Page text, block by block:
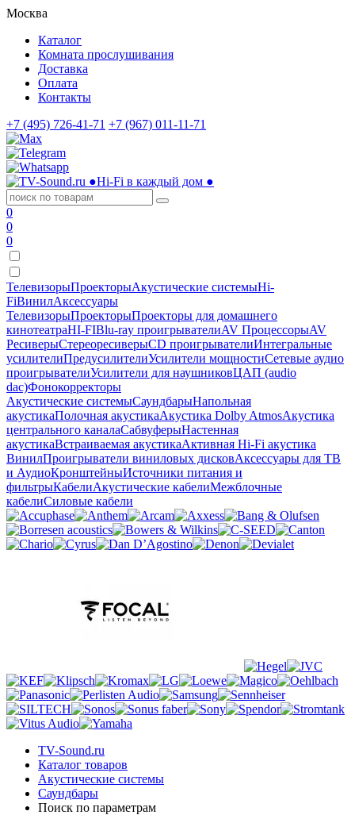
Москва
Каталог
Комната прослушивания
Доставка
Оплата
Контакты
+7 (495) 726-41-71 +7 (967) 011-11-71
●Hi-Fi в каждый дом ●
0
0
0
ТелевизорыПроекторыАкустические системыHi-
FiВинилАксессуары
ТелевизорыПроекторыПроекторы для домашнего
кинотеатраHI-FIBlu-ray проигрывателиAV ПроцессорыAV
РесиверыСтереоресиверыCD проигрывателиИнтегральные
усилителиПредусилителиУсилители мощностиСетевые аудио
проигрывателиУсилители для наушниковЦАП (audio
dac)Фонокорректоры
Акустические системыСаундбарыНапольная
акустикаПолочная акустикаАкустика Dolby AtmosАкустика
центрального каналаСабвуферыНастенная
акустикаВстраиваемая акустикаАктивная Hi-Fi акустика
ВинилПроигрыватели виниловых дисковАксессуары для ТВ
и АудиоКронштейныИсточники питания и
фильтрыКабелиАкустические кабелиМежблочные
кабелиСиловые кабели
TV-Sound.ru
Каталог товаров
Акустические системы
Саундбары
Поиск по параметрам